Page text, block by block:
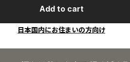
Add to cart
日本国内にお住まいの方向け